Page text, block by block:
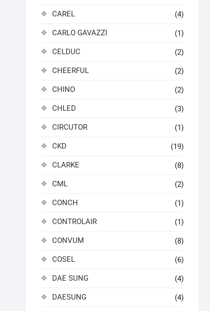
CAREL (4)
CARLO GAVAZZI (1)
CELDUC (2)
CHEERFUL (2)
CHINO (2)
CHLED (3)
CIRCUTOR (1)
CKD (19)
CLARKE (8)
CML (2)
CONCH (1)
CONTROLAIR (1)
CONVUM (8)
COSEL (6)
DAE SUNG (4)
DAESUNG (4)